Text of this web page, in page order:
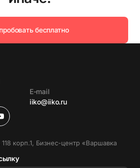
бесплатно
E-mail
iiko@iiko.ru
корп.1, Бизнес-центр «Варшавка